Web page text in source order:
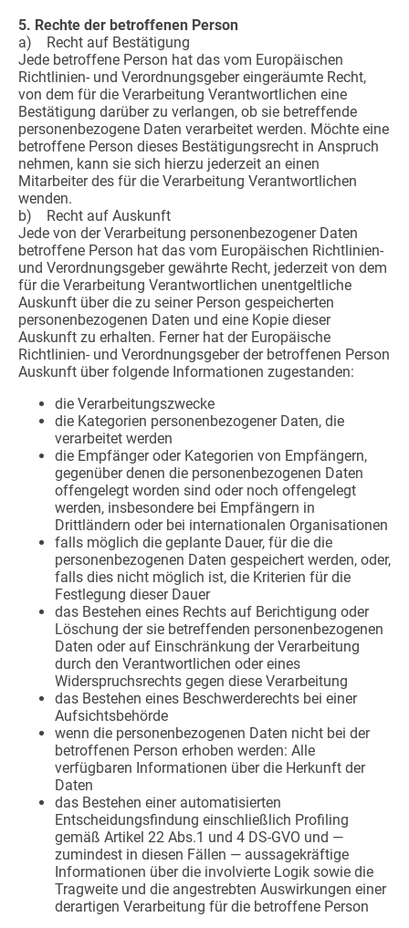
5. Rechte der betroffenen Person
a) Recht auf Bestätigung
Jede betroffene Person hat das vom Europäischen
Richtlinien- und Verordnungsgeber eingeräumte Recht,
von dem für die Verarbeitung Verantwortlichen eine
Bestätigung darüber zu verlangen, ob sie betreffende
personenbezogene Daten verarbeitet werden. Möchte eine
betroffene Person dieses Bestätigungsrecht in Anspruch
nehmen, kann sie sich hierzu jederzeit an einen
Mitarbeiter des für die Verarbeitung Verantwortlichen
wenden.
b) Recht auf Auskunft
Jede von der Verarbeitung personenbezogener Daten
betroffene Person hat das vom Europäischen Richtlinien-
und Verordnungsgeber gewährte Recht, jederzeit von dem
für die Verarbeitung Verantwortlichen unentgeltliche
Auskunft über die zu seiner Person gespeicherten
personenbezogenen Daten und eine Kopie dieser
Auskunft zu erhalten. Ferner hat der Europäische
Richtlinien- und Verordnungsgeber der betroffenen Person
Auskunft über folgende Informationen zugestanden:
die Verarbeitungszwecke
die Kategorien personenbezogener Daten, die
verarbeitet werden
die Empfänger oder Kategorien von Empfängern,
gegenüber denen die personenbezogenen Daten
offengelegt worden sind oder noch offengelegt
werden, insbesondere bei Empfängern in
Drittländern oder bei internationalen Organisationen
falls möglich die geplante Dauer, für die die
personenbezogenen Daten gespeichert werden, oder,
falls dies nicht möglich ist, die Kriterien für die
Festlegung dieser Dauer
das Bestehen eines Rechts auf Berichtigung oder
Löschung der sie betreffenden personenbezogenen
Daten oder auf Einschränkung der Verarbeitung
durch den Verantwortlichen oder eines
Widerspruchsrechts gegen diese Verarbeitung
das Bestehen eines Beschwerderechts bei einer
Aufsichtsbehörde
wenn die personenbezogenen Daten nicht bei der
betroffenen Person erhoben werden: Alle
verfügbaren Informationen über die Herkunft der
Daten
das Bestehen einer automatisierten
Entscheidungsfindung einschließlich Profiling
gemäß Artikel 22 Abs.1 und 4 DS-GVO und —
zumindest in diesen Fällen — aussagekräftige
Informationen über die involvierte Logik sowie die
Tragweite und die angestrebten Auswirkungen einer
derartigen Verarbeitung für die betroffene Person